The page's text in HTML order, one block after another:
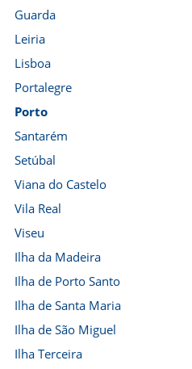
Guarda
Leiria
Lisboa
Portalegre
Porto
Santarém
Setúbal
Viana do Castelo
Vila Real
Viseu
Ilha da Madeira
Ilha de Porto Santo
Ilha de Santa Maria
Ilha de São Miguel
Ilha Terceira